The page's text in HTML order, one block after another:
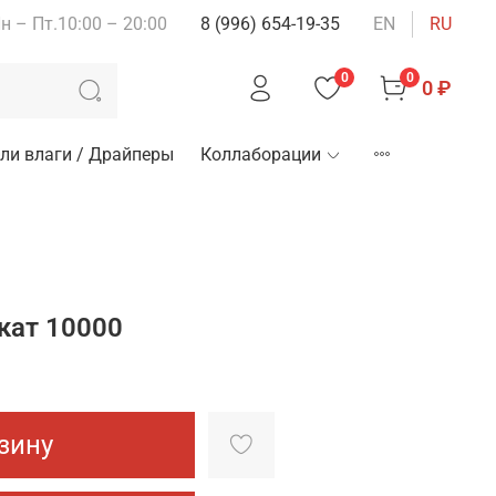
– Пт.10:00 – 20:00 8 (996) 654-19-35 EN RU
0 0 0 ₽
влаги / Драйперы Коллаборации
10000